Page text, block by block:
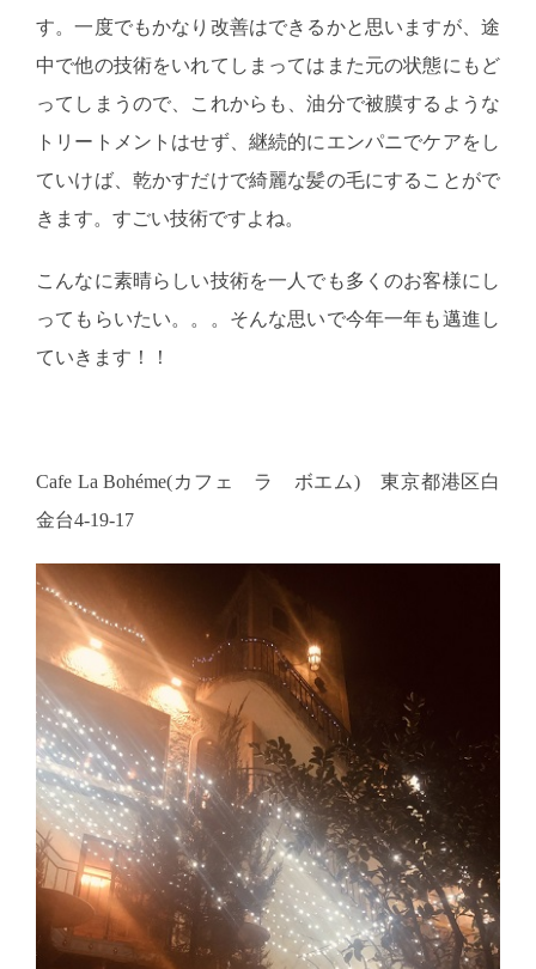
す。一度でもかなり改善はできるかと思いますが、途
中で他の技術をいれてしまってはまた元の状態にもど
ってしまうので、これからも、油分で被膜するような
トリートメントはせず、継続的にエンパニでケアをし
ていけば、乾かすだけで綺麗な髪の毛にすることがで
きます。すごい技術ですよね。
こんなに素晴らしい技術を一人でも多くのお客様にし
ってもらいたい。。。そんな思いで今年一年も邁進し
ていきます！！
Cafe La Bohéme(カフェ ラ ボエム) 東京都港区白
金台4-19-17